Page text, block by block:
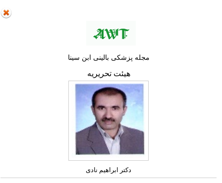
مجله پزشکی بالینی ابن سینا
هیئت تحریریه
دکتر ابراهیم نادی